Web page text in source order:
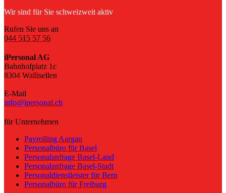
Wir sind für Sie schweizweit aktiv
Rufen Sie uns an
044 515 57 56
iPersonal AG
Bahnhofplatz 1c
8304 Wallisellen
E-Mail
info@ipersonal.ch
für Unternehmen
Payrolling Aargau
Personalbüro für Basel
Personalanfrage Basel-Land
Personalanfrage Basel-Stadt
Personaldienstleister für Bern
Personalbüro für Freiburg